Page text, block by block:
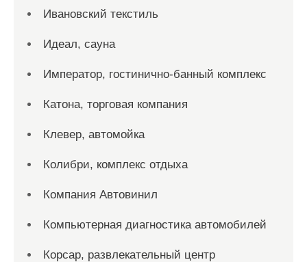
Ивановский текстиль
Идеал, сауна
Император, гостинично-банный комплекс
Катона, торговая компания
Клевер, автомойка
Колибри, комплекс отдыха
Компания Автовинил
Компьютерная диагностика автомобилей
Корсар, развлекательный центр